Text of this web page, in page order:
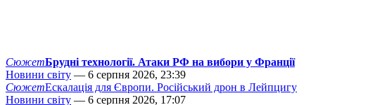
СюжетБрудні технології. Атаки РФ на вибори у Франції
Новини світу — 6 серпня 2026, 23:39
СюжетЕскалація для Європи. Російський дрон в Лейпцигу
Новини світу — 6 серпня 2026, 17:07